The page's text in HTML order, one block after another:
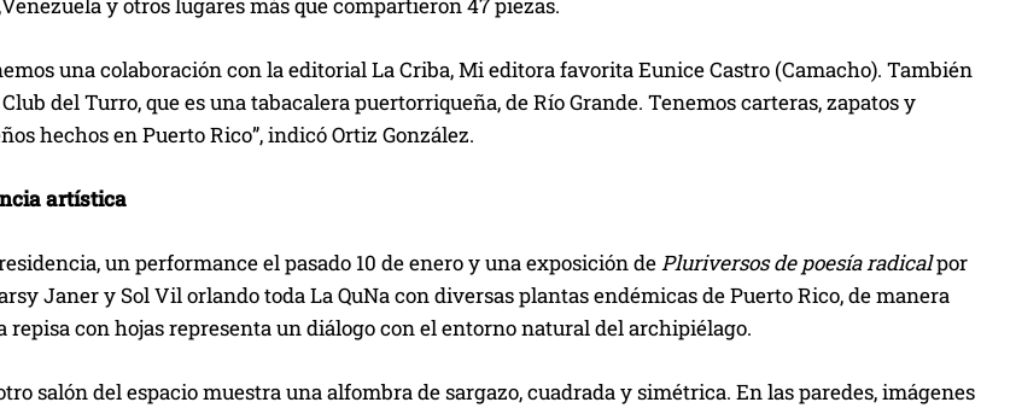
una colaboración con la editorial La Criba, Mi editora favorita Eunice Castro (Camacho). También
del Turro, que es una tabacalera puertorriqueña, de Río Grande. Tenemos carteras, zapatos y
hechos en Puerto Rico”, indicó Ortiz González.
artística
un performance el pasado 10 de enero y una exposición de Pluriversos de poesía radicalpor
Janer y Sol Vil orlando toda La QuNa con diversas plantas endémicas de Puerto Rico, de manera
repisa con hojas representa un diálogo con el entorno natural del archipiélago.
salón del espacio muestra una alfombra de sargazo, cuadrada y simétrica. En las paredes, imágenes